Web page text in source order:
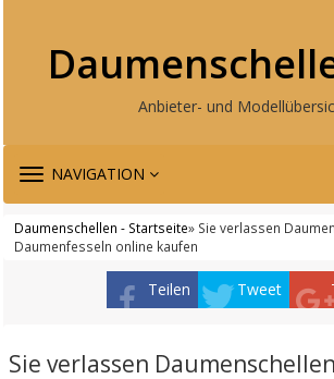
Anbieter- und
TOGGLE
NAVIGATION
Daumenschellen - Startseite» Sie verlassen
Daumenfesseln online kaufen
Teilen Tweet
Sie verlassen